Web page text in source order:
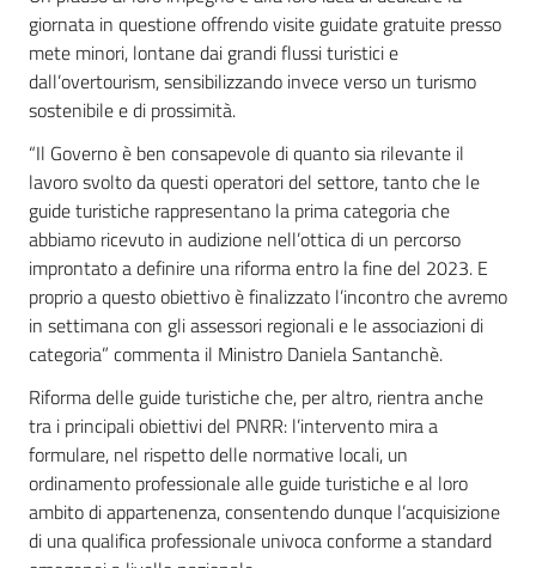
giornata in questione offrendo visite guidate gratuite presso
mete minori, lontane dai grandi flussi turistici e
dall’overtourism, sensibilizzando invece verso un turismo
sostenibile e di prossimità.
“Il Governo è ben consapevole di quanto sia rilevante il
lavoro svolto da questi operatori del settore, tanto che le
guide turistiche rappresentano la prima categoria che
abbiamo ricevuto in audizione nell’ottica di un percorso
improntato a definire una riforma entro la fine del 2023. E
proprio a questo obiettivo è finalizzato l’incontro che avremo
in settimana con gli assessori regionali e le associazioni di
categoria” commenta il Ministro Daniela Santanchè.
Riforma delle guide turistiche che, per altro, rientra anche
tra i principali obiettivi del PNRR: l’intervento mira a
formulare, nel rispetto delle normative locali, un
ordinamento professionale alle guide turistiche e al loro
ambito di appartenenza, consentendo dunque l’acquisizione
di una qualifica professionale univoca conforme a standard